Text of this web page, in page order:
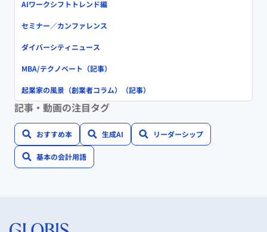
AIワークシフトトレンド編
セミナー／カンファレンス
ダイバーシティニュース
MBA/テクノベート（記事）
起業家の風景（創業者コラム）（記事）
記事・動画の注目タグ
おすすめ本 生成AI リーダーシップ
基本の会計用語